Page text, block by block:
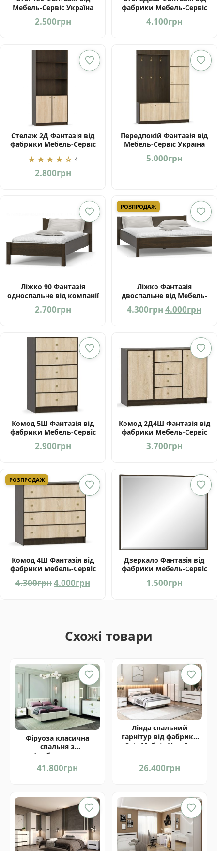
Мебель-Сервіс Україна
2.500грн
фабрики Мебель-Сервіс
Україна
4.100грн
Стелаж 2Д Фантазія від
фабрики Мебель-Сервіс
★★★★☆ 4
2.800грн
Передпокій Фантазія від
Мебель-Сервіс Україна
5.000грн
Ліжко 90 Фантазія
односпальне від компанії
Мебель-Сервіс Україна
2.700грн
РОЗПРОДАЖ
Ліжко Фантазія
двоспальне від Мебель-
Сервіс Україна
4.300грн4.000грн
Комод 5Ш Фантазія від
фабрики Мебель-Сервіс
Україна
2.900грн
Комод 2Д4Ш Фантазія від
фабрики Мебель-Сервіс
Україна
3.700грн
РОЗПРОДАЖ
Комод 4Ш Фантазія від
фабрики Мебель-Сервіс
Україна
4.300грнОригінальна
4.000грн
Дзеркало Фантазія від
фабрики Мебель-Сервіс
Україна
1.500грн
Схожі товари
Фіруоза класична
спальня з
фарбованими
фасадами від фабрики
Світ Меблів Україна
41.800грн
Лінда спальний
гарнітур від фабрики
Світ Меблів Україна
26.400грн